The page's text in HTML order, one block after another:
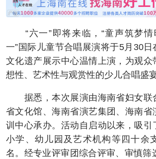
教育 健康 房产
生活 演出 活动
展会 走读海南 周末去哪儿
“六一”即将来临，“童声筑梦情
一”国际儿童节合唱展演将于5月30
文化遗产展示中心温情上演，为观众
想性、艺术性与观赏性的少儿合唱盛宴
据悉，本次展演由海南省妇女联
省文化馆、海南省演艺集团、海南省
训中心承办。活动自启动以来，吸引
小学、幼儿园及艺术机构等四十余
名。经专业评审团综合评审、审慎筛